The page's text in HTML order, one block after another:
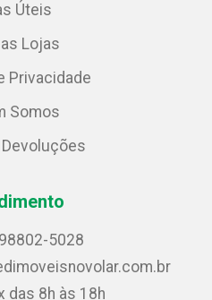
Úteis
Lojas
Privacidade
Somos
5028
das 8h às 18h